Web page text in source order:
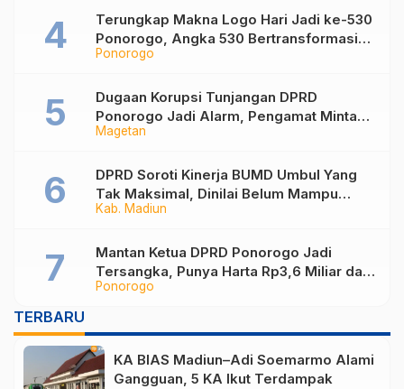
Ponorogo
Terungkap Makna Logo Hari Jadi ke-530
Ponorogo, Angka 530 Bertransformasi
Jadi Sekar Kinanthi
Magetan
Dugaan Korupsi Tunjangan DPRD
Ponorogo Jadi Alarm, Pengamat Minta
Magetan Perkuat Tata Kelola
Kab. Madiun
DPRD Soroti Kinerja BUMD Umbul Yang
Tak Maksimal, Dinilai Belum Mampu
Hasilkan PAD
Ponorogo
Mantan Ketua DPRD Ponorogo Jadi
Tersangka, Punya Harta Rp3,6 Miliar dan
Utang Rp1,4 Miliar
TERBARU
KA BIAS Madiun–Adi Soemarmo Alami
Gangguan, 5 KA Ikut Terdampak